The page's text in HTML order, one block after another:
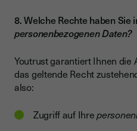
8. Welche Rechte haben Sie
personenbezogenen Daten?
Youtrust garantiert Ihnen
das geltende Recht
also:
Zugriff auf Ihre